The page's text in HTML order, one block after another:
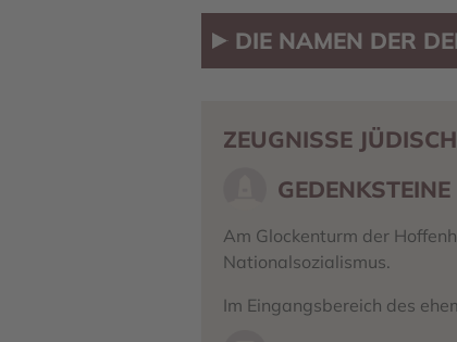
DIE NAMEN DER
ZEUGNISSE
GEDENKSTEINE
Am Glockenturm der
Nationalsozialismus.
Im Eingangsbereich des